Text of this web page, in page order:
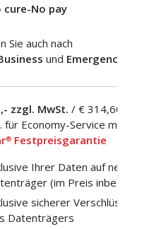
cure-No pay
Sie auch nach
und Emergency
zzgl. MwSt. / € 314,60 inkl.
für Economy-Service mit
® Festpreisgarantie
Ihrer Daten auf neuem
(im Preis
sicherer
Datenträgers